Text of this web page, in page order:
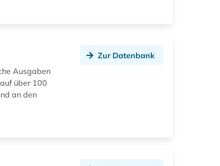
Ausgaben
über 100
an den
Zur Datenbank